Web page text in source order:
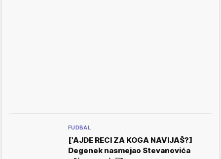
FUDBAL
['AJDE RECI ZA KOGA NAVIJAŠ?]
Degenek nasmejao Stevanovića